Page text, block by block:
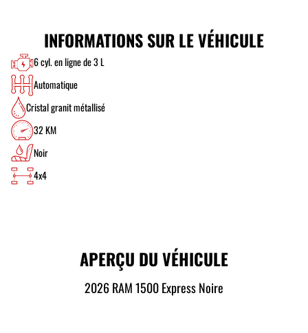
INFORMATIONS SUR LE VÉHICULE
6 cyl. en ligne de 3 L
Automatique
Cristal granit métallisé
32 KM
Noir
4x4
APERÇU DU VÉHICULE
2026 RAM 1500 Express Noire